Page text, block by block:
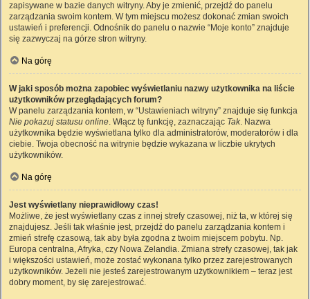
zapisywane w bazie danych witryny. Aby je zmienić, przejdź do panelu
zarządzania swoim kontem. W tym miejscu możesz dokonać zmian swoich
ustawień i preferencji. Odnośnik do panelu o nazwie “Moje konto” znajduje
się zazwyczaj na górze stron witryny.
Na górę
W jaki sposób można zapobiec wyświetlaniu nazwy użytkownika na liście
użytkowników przeglądających forum?
W panelu zarządzania kontem, w “Ustawieniach witryny” znajduje się funkcja
Nie pokazuj statusu online. Włącz tę funkcję, zaznaczając Tak. Nazwa
użytkownika będzie wyświetlana tylko dla administratorów, moderatorów i dla
ciebie. Twoja obecność na witrynie będzie wykazana w liczbie ukrytych
użytkowników.
Na górę
Jest wyświetlany nieprawidłowy czas!
Możliwe, że jest wyświetlany czas z innej strefy czasowej, niż ta, w której się
znajdujesz. Jeśli tak właśnie jest, przejdź do panelu zarządzania kontem i
zmień strefę czasową, tak aby była zgodna z twoim miejscem pobytu. Np.
Europa centralna, Afryka, czy Nowa Zelandia. Zmiana strefy czasowej, tak jak
i większości ustawień, może zostać wykonana tylko przez zarejestrowanych
użytkowników. Jeżeli nie jesteś zarejestrowanym użytkownikiem – teraz jest
dobry moment, by się zarejestrować.